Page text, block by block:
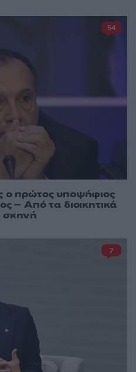
πρώτος υποψήφιος
– Από τα διοικητικά
σκηνή
54
7